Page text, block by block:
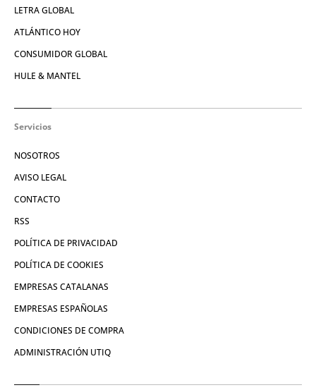
LETRA GLOBAL
ATLÁNTICO HOY
CONSUMIDOR GLOBAL
HULE & MANTEL
Servicios
NOSOTROS
AVISO LEGAL
CONTACTO
RSS
POLÍTICA DE PRIVACIDAD
POLÍTICA DE COOKIES
EMPRESAS CATALANAS
EMPRESAS ESPAÑOLAS
CONDICIONES DE COMPRA
ADMINISTRACIÓN UTIQ